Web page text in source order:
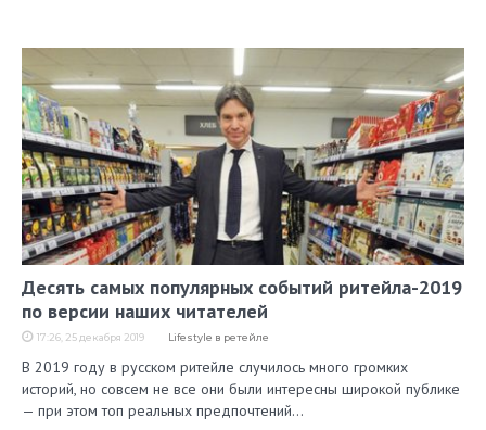
Десять самых популярных событий ритейла-2019
по версии наших читателей
17:26, 25 декабря 2019 Lifestyle в ретейле
В 2019 году в русском ритейле случилось много громких
историй, но совсем не все они были интересны широкой публике
— при этом топ реальных предпочтений…